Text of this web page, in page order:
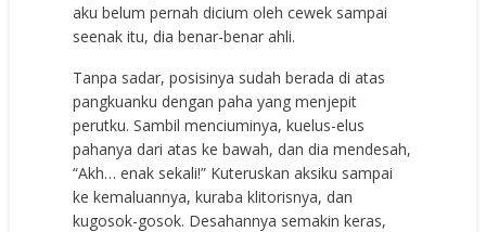
aku belum pernah dicium oleh cewek sampai
seenak itu, dia benar-benar ahli.
Tanpa sadar, posisinya sudah berada di atas
pangkuanku dengan paha yang menjepit
perutku. Sambil menciuminya, kuelus-elus
pahanya dari atas ke bawah, dan dia mendesah,
“Akh… enak sekali!” Kuteruskan aksiku sampai
ke kemaluannya, kuraba klitorisnya, dan
kugosok-gosok. Desahannya semakin keras,